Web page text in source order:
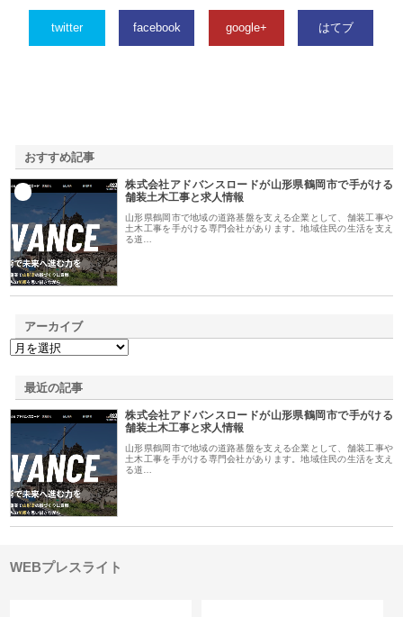
twitter facebook google+ はてブ
おすすめ記事
株式会社アドバンスロードが山形県鶴岡市で手がける
舗装土木工事と求人情報
山形県鶴岡市で地域の道路基盤を支える企業として、舗装工事や
土木工事を手がける専門会社があります。地域住民の生活を支え
る道…
アーカイブ
最近の記事
株式会社アドバンスロードが山形県鶴岡市で手がける
舗装土木工事と求人情報
山形県鶴岡市で地域の道路基盤を支える企業として、舗装工事や
土木工事を手がける専門会社があります。地域住民の生活を支え
る道…
WEBプレスライト